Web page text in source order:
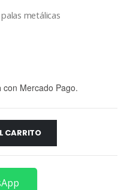
metálicas
con Mercado Pago.
CARRITO